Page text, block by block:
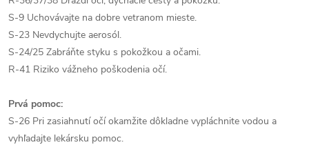
S-9 Uchovávajte na dobre vetranom mieste.
S-23 Nevdychujte aerosól.
S-24/25 Zabráňte styku s pokožkou a očami.
R-41 Riziko vážneho poškodenia očí.
Prvá pomoc:
S-26 Pri zasiahnutí očí okamžite dôkladne vypláchnite vodou a
vyhľadajte lekársku pomoc.